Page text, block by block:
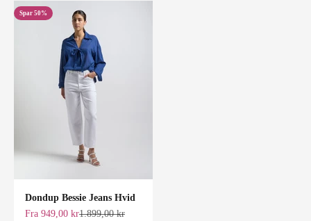
Spar 50%
Dondup Bessie Jeans Hvid
Salgspris
Fra 949,00 krNormalpris
1.899,00 kr